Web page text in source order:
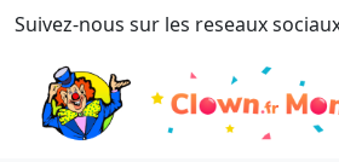
Suivez-nous sur les reseaux